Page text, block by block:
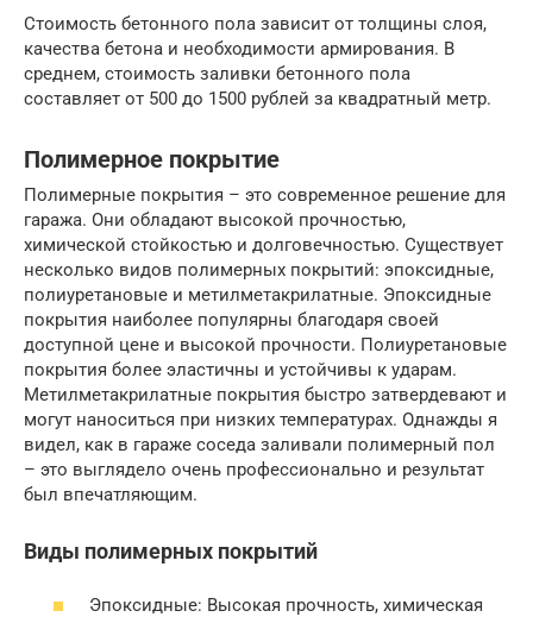
Стоимость бетонного пола зависит от толщины слоя,
качества бетона и необходимости армирования. В
среднем, стоимость заливки бетонного пола
составляет от 500 до 1500 рублей за квадратный метр.
Полимерное покрытие
Полимерные покрытия – это современное решение для
гаража. Они обладают высокой прочностью,
химической стойкостью и долговечностью. Существует
несколько видов полимерных покрытий: эпоксидные,
полиуретановые и метилметакрилатные. Эпоксидные
покрытия наиболее популярны благодаря своей
доступной цене и высокой прочности. Полиуретановые
покрытия более эластичны и устойчивы к ударам.
Метилметакрилатные покрытия быстро затвердевают и
могут наноситься при низких температурах. Однажды я
видел, как в гараже соседа заливали полимерный пол
– это выглядело очень профессионально и результат
был впечатляющим.
Виды полимерных покрытий
Эпоксидные: Высокая прочность, химическая